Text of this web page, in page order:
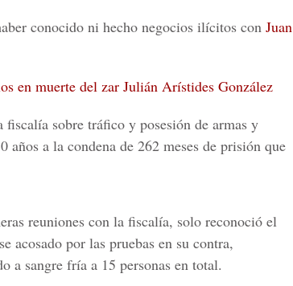
conocido ni hecho negocios ilícitos con Juan
en muerte del zar Julián Arístides González
sobre tráfico y posesión de armas y
años a la condena de 262 meses de prisión que
reuniones con la fiscalía, solo reconoció el
acosado por las pruebas en su contra,
a sangre fría a 15 personas en total.